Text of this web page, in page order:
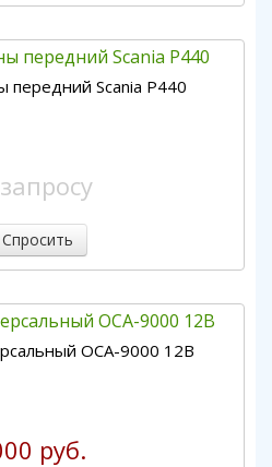
передний Scania P440
ОСА-9000 12В
руб.